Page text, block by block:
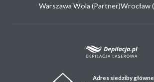
Warszawa Wola (Partner)Wrocław
Adres siedziby